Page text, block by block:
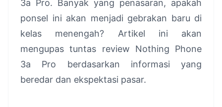
3a Pro. Banyak yang penasaran, apakah
ponsel ini akan menjadi gebrakan baru di
kelas menengah? Artikel ini akan
mengupas tuntas review Nothing Phone
3a Pro berdasarkan informasi yang
beredar dan ekspektasi pasar.